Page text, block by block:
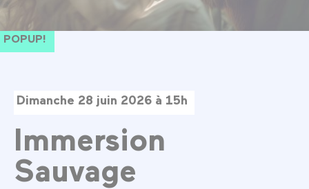
POPUP!
Dimanche 28 juin 2026 à 15h
Immersion
Sauvage